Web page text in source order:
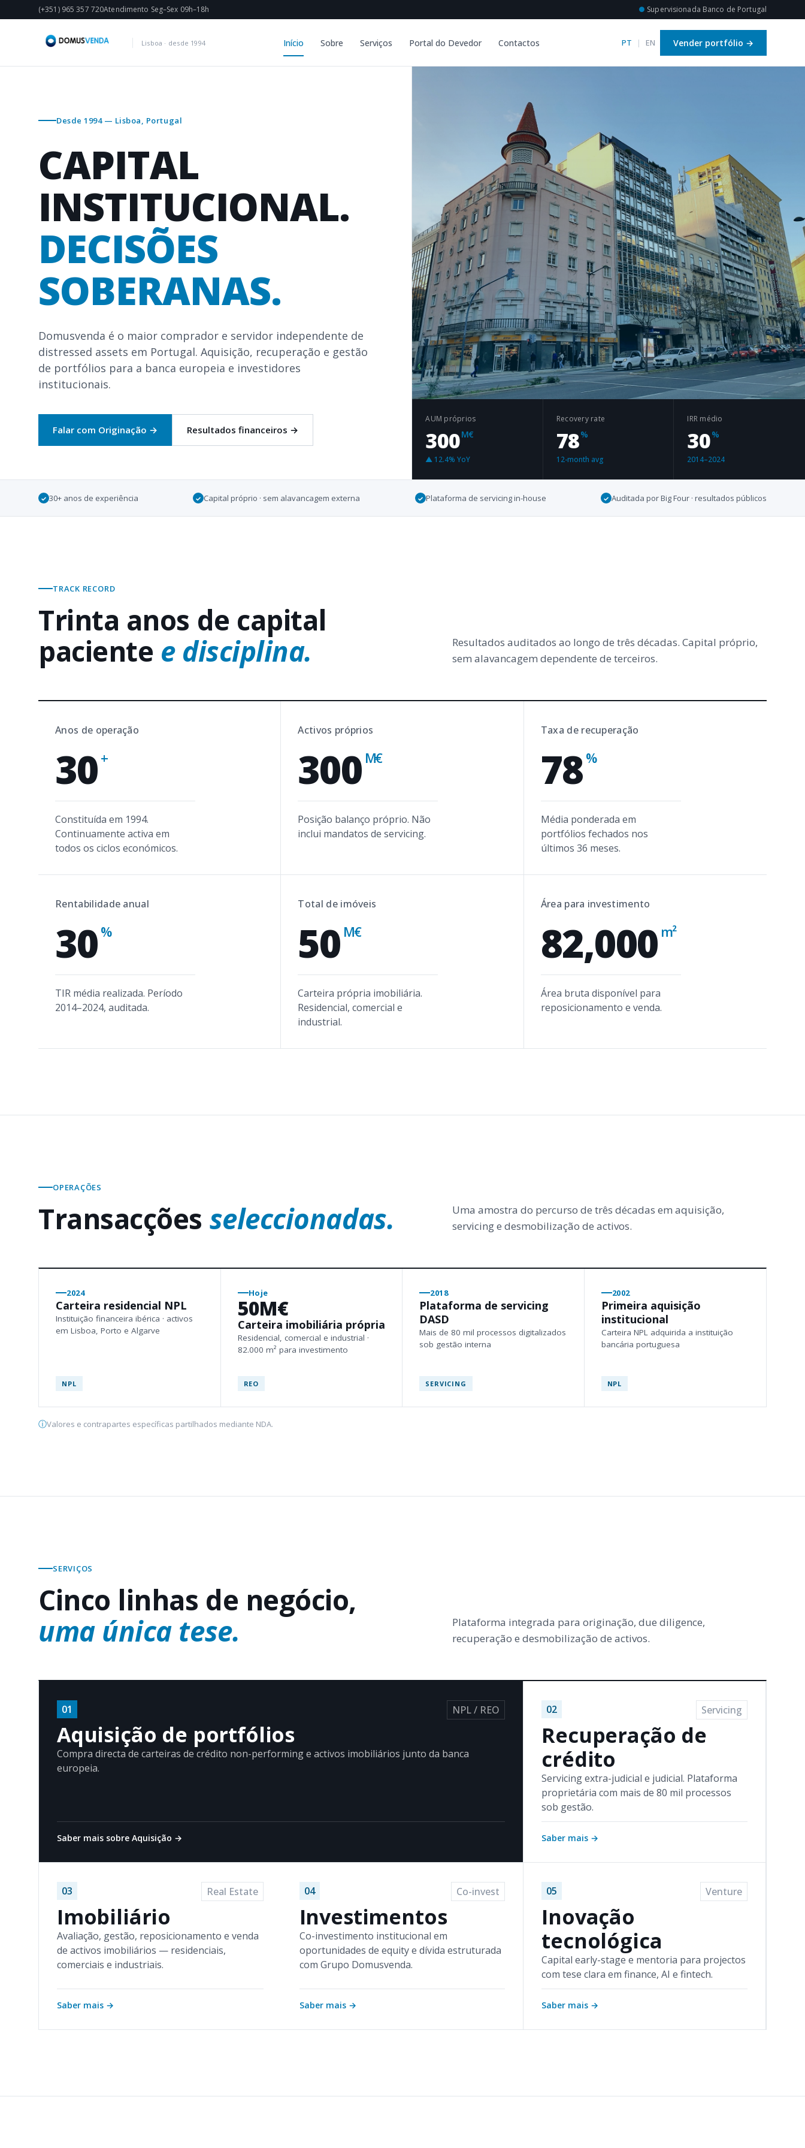
(+351) 965 357 720Atendimento Seg–Sex 09h–18h ● Supervisionada Banco de Portugal
Lisboa · desde 1994 Início Sobre Serviços Portal do Devedor Contactos PT | EN Vender portfólio →
Desde 1994 — Lisboa, Portugal
CAPITAL
INSTITUCIONAL.
DECISÕES
SOBERANAS.
Domusvenda é o maior comprador e servidor independente de
distressed assets em Portugal. Aquisição, recuperação e gestão
de portfólios para a banca europeia e investidores
institucionais.
Falar com Originação → Resultados financeiros →
AUM próprios
300M€
▲ 12.4% YoY
Recovery rate
78%
12-month avg
IRR médio
30%
2014–2024
✓ 30+ anos de experiência ✓ Capital próprio · sem alavancagem externa ✓ Plataforma de servicing in-house ✓ Auditada por Big Four · resultados públicos
TRACK RECORD
Trinta anos de capital
paciente e disciplina.
Resultados auditados ao longo de três décadas. Capital próprio,
sem alavancagem dependente de terceiros.
Anos de operação
30 +
Constituída em 1994.
Continuamente activa em
todos os ciclos económicos.
Activos próprios
300 M€
Posição balanço próprio. Não
inclui mandatos de servicing.
Taxa de recuperação
78 %
Média ponderada em
portfólios fechados nos
últimos 36 meses.
Rentabilidade anual
30 %
TIR média realizada. Período
2014–2024, auditada.
Total de imóveis
50 M€
Carteira própria imobiliária.
Residencial, comercial e
industrial.
Área para investimento
82,000 m²
Área bruta disponível para
reposicionamento e venda.
OPERAÇÕES
Transacções seleccionadas.
Uma amostra do percurso de três décadas em aquisição,
servicing e desmobilização de activos.
2024
Carteira residencial NPL
Instituição financeira ibérica · activos
em Lisboa, Porto e Algarve
NPL
Hoje
50M€
Carteira imobiliária própria
Residencial, comercial e industrial ·
82.000 m² para investimento
REO
2018
Plataforma de servicing
DASD
Mais de 80 mil processos digitalizados
sob gestão interna
SERVICING
2002
Primeira aquisição
institucional
Carteira NPL adquirida a instituição
bancária portuguesa
NPL
Valores e contrapartes específicas partilhados mediante NDA.
SERVIÇOS
Cinco linhas de negócio,
uma única tese.
Plataforma integrada para originação, due diligence,
recuperação e desmobilização de activos.
01 NPL / REO
Aquisição de portfólios
Compra directa de carteiras de crédito non-performing e activos imobiliários junto da banca
europeia.
Saber mais sobre Aquisição →
02 Servicing
Recuperação de
crédito
Servicing extra-judicial e judicial. Plataforma
proprietária com mais de 80 mil processos
sob gestão.
Saber mais →
03 Real Estate
Imobiliário
Avaliação, gestão, reposicionamento e venda
de activos imobiliários — residenciais,
comerciais e industriais.
Saber mais →
04 Co-invest
Investimentos
Co-investimento institucional em
oportunidades de equity e dívida estruturada
com Grupo Domusvenda.
Saber mais→
05 Venture
Inovação
tecnológica
Capital early-stage e mentoria para projectos
com tese clara em finance, AI e fintech.
Saber mais →